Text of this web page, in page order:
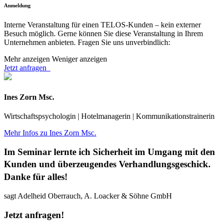
Anmeldung
Interne Veranstaltung für einen TELOS-Kunden – kein externer
Besuch möglich. Gerne können Sie diese Veranstaltung in Ihrem
Unternehmen anbieten. Fragen Sie uns unverbindlich:
Mehr anzeigen Weniger anzeigen
Jetzt anfragen
Ines Zorn Msc.
Wirtschaftspsychologin | Hotelmanagerin | Kommunikationstrainerin
Mehr Infos zu Ines Zorn Msc.
Im Seminar lernte ich Sicherheit im Umgang mit den
Kunden und überzeugendes Verhandlungsgeschick.
Danke für alles!
sagt Adelheid Oberrauch, A. Loacker & Söhne GmbH
Jetzt anfragen!